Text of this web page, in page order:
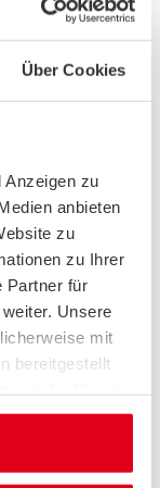
Über Cookies
Anzeigen zu
anbieten
zu
zu Ihrer
Partner für
Unsere
mit
bereitgestellt
und
noch